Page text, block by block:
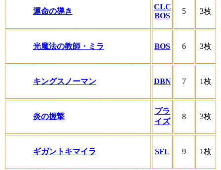
運命の導き
CLC
BOS
5 3枚
光魔法の教師・ミラ BOS 6 3枚
キングスノーマン DBN 7 1枚
炎の握撃
プラ
イズ
8 3枚
ギガントキマイラ SFL 9 1枚